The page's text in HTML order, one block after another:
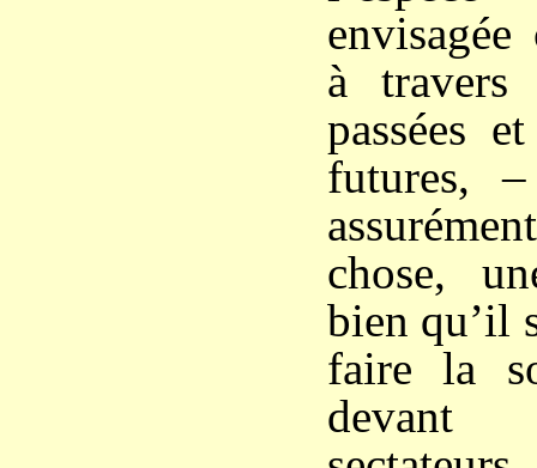
à travers
passées
futures,
chose,
bien qu’il
faire la
devant